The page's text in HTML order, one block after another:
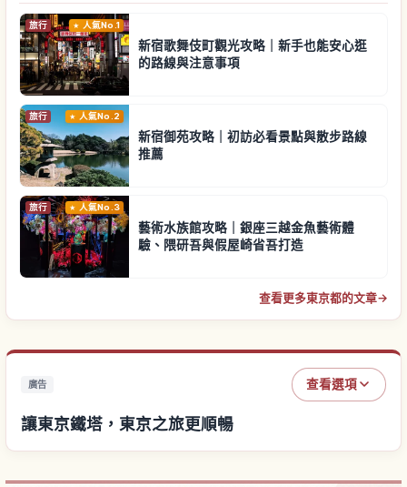
旅行 人氣No.1
新宿歌舞伎町觀光攻略｜新手也能安心逛
的路線與注意事項
旅行 人氣No.2
新宿御苑攻略｜初訪必看景點與散步路線
推薦
旅行 人氣No.3
藝術水族館攻略｜銀座三越金魚藝術體
驗、隈研吾與假屋崎省吾打造
查看更多東京都的文章→
廣告 查看選項
讓東京鐵塔，東京之旅更順暢